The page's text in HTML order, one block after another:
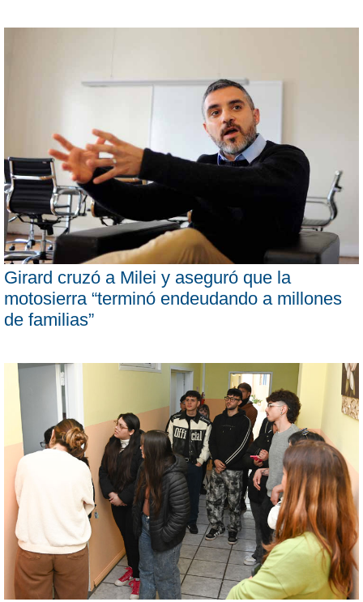
Girard cruzó a Milei y aseguró que la
motosierra “terminó endeudando a millones
de familias”